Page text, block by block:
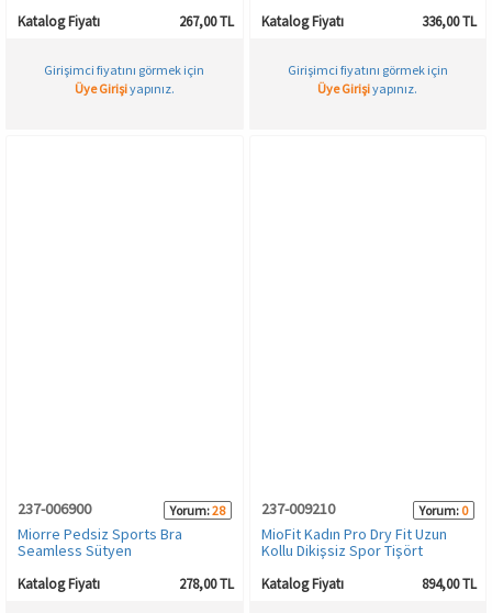
Katalog Fiyatı 267,00 TL
Girişimci fiyatını görmek için
Üye Girişiyapınız.
Katalog Fiyatı 336,00 TL
Girişimci fiyatını görmek için
Üye Girişiyapınız.
237-006900 Yorum:28
Miorre Pedsiz Sports Bra
Seamless Sütyen
Katalog Fiyatı 278,00 TL
237-009210 Yorum: 0
MioFit Kadın Pro Dry Fit Uzun
Kollu Dikişsiz Spor Tişört
Katalog Fiyatı 894,00 TL